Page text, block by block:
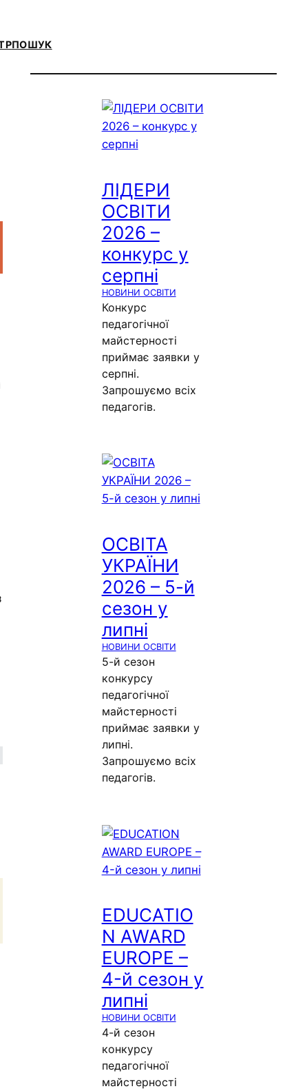
ПОШУК
ЛІДЕРИ
ОСВІТИ
2026 –
конкурс у
серпні
НОВИНИ ОСВІТИ
Конкурс
педагогічної
майстерності
приймає заявки у
серпні.
Запрошуємо всіх
педагогів.
ОСВІТА
УКРАЇНИ
2026 – 5-й
сезон у
липні
НОВИНИ ОСВІТИ
5-й сезон
конкурсу
педагогічної
майстерності
приймає заявки у
липні.
Запрошуємо всіх
педагогів.
EDUCATIO
N AWARD
EUROPE –
4-й сезон у
липні
НОВИНИ ОСВІТИ
4-й сезон
конкурсу
педагогічної
майстерності